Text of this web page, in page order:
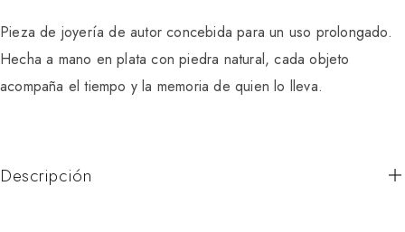
Pieza de joyería de autor concebida para un uso prolongado.
Hecha a mano en plata con piedra natural, cada objeto
acompaña el tiempo y la memoria de quien lo lleva.
Descripción